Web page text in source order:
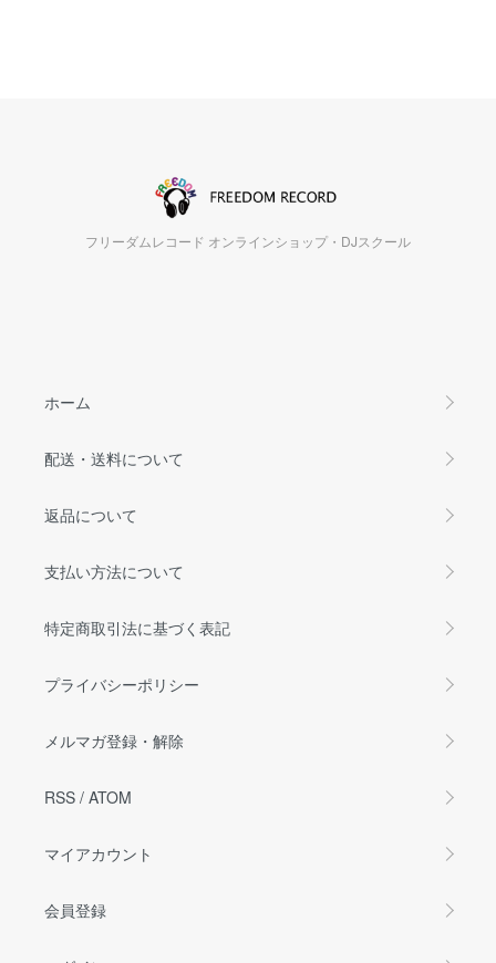
フリーダムレコード オンラインショップ・DJスクール
ホーム
配送・送料について
返品について
支払い方法について
特定商取引法に基づく表記
プライバシーポリシー
メルマガ登録・解除
RSS / ATOM
マイアカウント
会員登録